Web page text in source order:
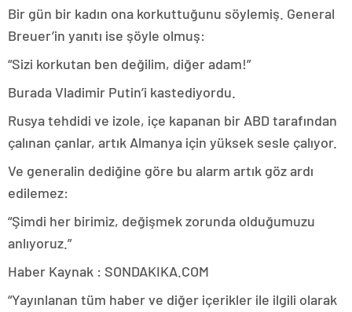
Bir gün bir kadın ona korkuttuğunu söylemiş. General
Breuer’in yanıtı ise şöyle olmuş:
“Sizi korkutan ben değilim, diğer adam!”
Burada Vladimir Putin’i kastediyordu.
Rusya tehdidi ve izole, içe kapanan bir ABD tarafından
çalınan çanlar, artık Almanya için yüksek sesle çalıyor.
Ve generalin dediğine göre bu alarm artık göz ardı
edilemez:
“Şimdi her birimiz, değişmek zorunda olduğumuzu
anlıyoruz.”
Haber Kaynak : SONDAKIKA.COM
“Yayınlanan tüm haber ve diğer içerikler ile ilgili olarak